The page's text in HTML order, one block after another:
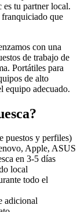
tu partner local.
que
con una
de trabajo de
Portátiles para
de alto
equipo adecuado.
?
puestos y perfiles)
Apple, ASUS
en 3-5 días
local
todo el
adicional